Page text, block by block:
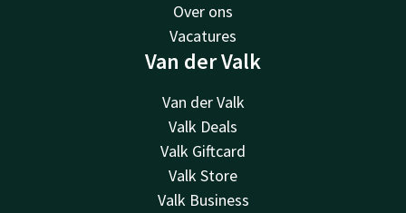
Over ons
Vacatures
Van der Valk
Van der Valk
Valk Deals
Valk Giftcard
Valk Store
Valk Business